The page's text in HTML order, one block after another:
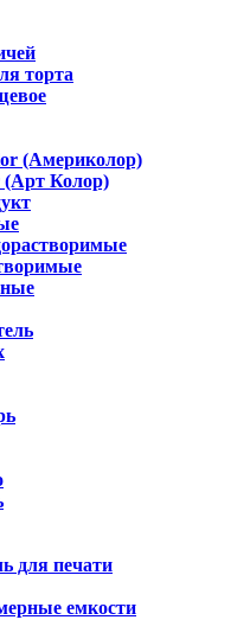
торта
(Америколор)
(Арт Колор)
для печати
емкости